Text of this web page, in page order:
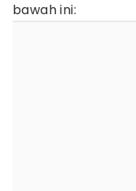
bawah ini: